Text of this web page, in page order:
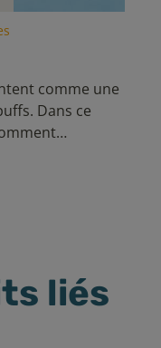
comme une
Dans ce
liés